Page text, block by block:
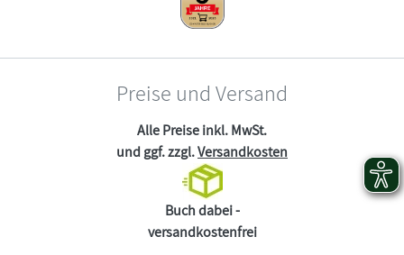
Preise und Versand
Alle Preise inkl. MwSt.
und ggf. zzgl.Versandkosten
Buch dabei -
versandkostenfrei